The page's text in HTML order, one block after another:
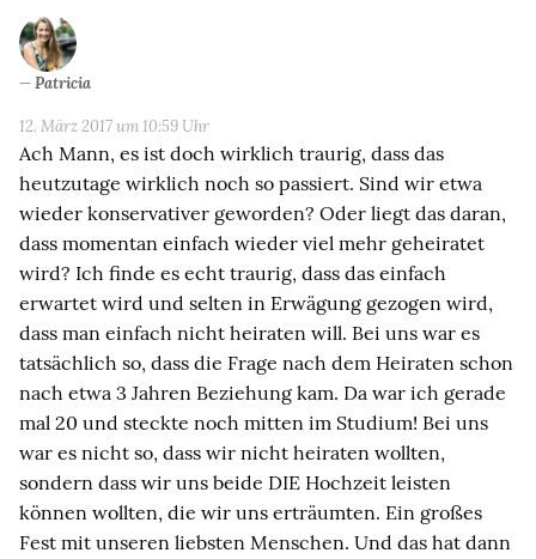
Patricia
12. März 2017 um 10:59 Uhr
Ach Mann, es ist doch wirklich traurig, dass das
heutzutage wirklich noch so passiert. Sind wir etwa
wieder konservativer geworden? Oder liegt das daran,
dass momentan einfach wieder viel mehr geheiratet
wird? Ich finde es echt traurig, dass das einfach
erwartet wird und selten in Erwägung gezogen wird,
dass man einfach nicht heiraten will. Bei uns war es
tatsächlich so, dass die Frage nach dem Heiraten schon
nach etwa 3 Jahren Beziehung kam. Da war ich gerade
mal 20 und steckte noch mitten im Studium! Bei uns
war es nicht so, dass wir nicht heiraten wollten,
sondern dass wir uns beide DIE Hochzeit leisten
können wollten, die wir uns erträumten. Ein großes
Fest mit unseren liebsten Menschen. Und das hat dann